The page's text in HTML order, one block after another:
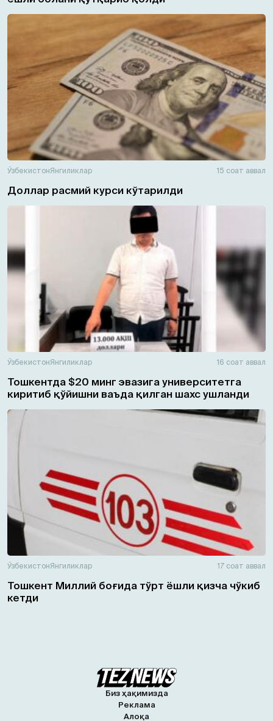
ЎзбекистонЯнгиликлар 15 соат аввал
Доллар расмий курси кўтарилди
ЎзбекистонЯнгиликлар 16 соат аввал
Тошкентда $20 минг эвазига университетга
киритиб қўйишни ваъда қилган шахс ушланди
ЎзбекистонЯнгиликлар 17 соат аввал
Тошкент Миллий боғида тўрт ёшли қизча чўкиб
кетди
Биз ҳақимизда
Реклама
Алоқа